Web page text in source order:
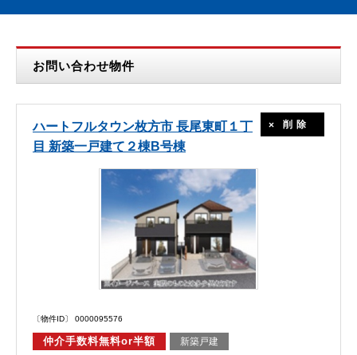
お問い合わせ物件
ハートフルタウン枚方市 長尾東町１丁
目 新築一戸建て２棟B号棟
削除
〔物件ID〕 0000095576
仲介手数料無料or半額 新築戸建